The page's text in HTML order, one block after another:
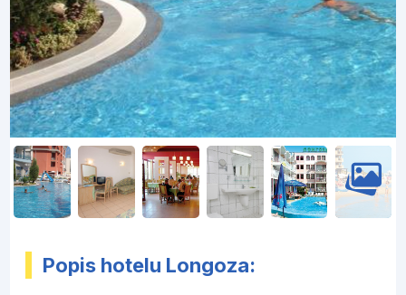
Popis hotelu Longoza: